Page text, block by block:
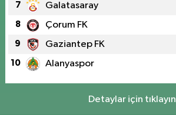
7 Galatasaray
8 Çorum FK
9 Gaziantep FK
10 Alanyaspor
Detaylar için tıklayın